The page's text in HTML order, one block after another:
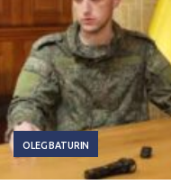
OLEG BATURIN